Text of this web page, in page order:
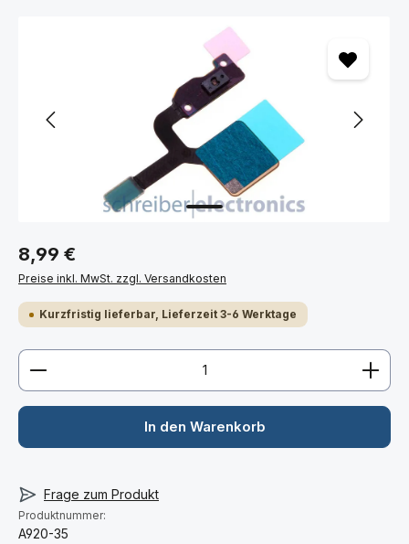
8,99 €
Preise inkl. MwSt. zzgl. Versandkosten
Kurzfristig lieferbar, Lieferzeit 3-6 Werktage
Produkt Anzahl: Gib den gewünschten Wert ein
In den Warenkorb
Frage zum Produkt
Produktnummer:
A920-35